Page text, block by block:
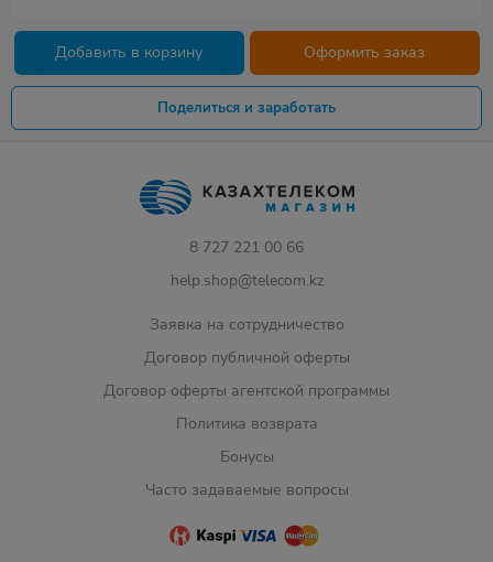
Добавить в корзину Оформить заказ
Поделиться и заработать
8 727 221 00 66
help.shop@telecom.kz
Заявка на сотрудничество
Договор публичной оферты
Договор оферты агентской программы
Политика возврата
Бонусы
Часто задаваемые вопросы